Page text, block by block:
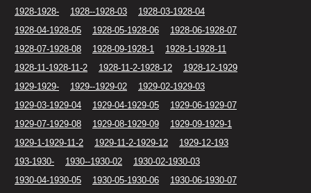
1928-1928- 1928--1928-03
1928-03-1928-04
1928-04-1928-05
1928-05-1928-06
1928-06-1928-07
1928-07-1928-08
1928-09-1928-1
1928-1-1928-11
1928-11-1928-11-2
1928-11-2-1928-12
1928-12-1929
1929-1929-
1929--1929-02
1929-02-1929-03
1929-03-1929-04
1929-04-1929-05
1929-06-1929-07
1929-07-1929-08
1929-08-1929-09
1929-09-1929-1
1929-1-1929-11-2
1929-11-2-1929-12
1929-12-193
193-1930-
1930--1930-02
1930-02-1930-03
1930-04-1930-05
1930-05-1930-06
1930-06-1930-07